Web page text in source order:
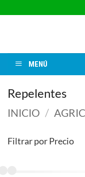
al
MENÚ
Repelentes
INICIO /
Filtrar por Precio